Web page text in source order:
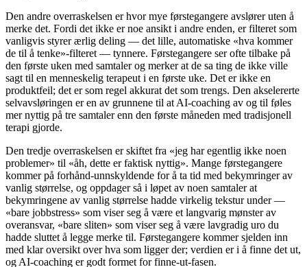
Den andre overraskelsen er hvor mye førstegangere avslører uten å
merke det. Fordi det ikke er noe ansikt i andre enden, er filteret som
vanligvis styrer ærlig deling — det lille, automatiske «hva kommer
de til å tenke»-filteret — tynnere. Førstegangere ser ofte tilbake på
den første uken med samtaler og merker at de sa ting de ikke ville
sagt til en menneskelig terapeut i en første uke. Det er ikke en
produktfeil; det er som regel akkurat det som trengs. Den akselererte
selvavsløringen er en av grunnene til at AI-coaching av og til føles
mer nyttig på tre samtaler enn den første måneden med tradisjonell
terapi gjorde.
Den tredje overraskelsen er skiftet fra «jeg har egentlig ikke noen
problemer» til «åh, dette er faktisk nyttig». Mange førstegangere
kommer på forhånd-unnskyldende for å ta tid med bekymringer av
vanlig størrelse, og oppdager så i løpet av noen samtaler at
bekymringene av vanlig størrelse hadde virkelig tekstur under —
«bare jobbstress» som viser seg å være et langvarig mønster av
overansvar, «bare sliten» som viser seg å være lavgradig uro du
hadde sluttet å legge merke til. Førstegangere kommer sjelden inn
med klar oversikt over hva som ligger der; verdien er i å finne det ut,
og AI-coaching er godt formet for finne-ut-fasen.